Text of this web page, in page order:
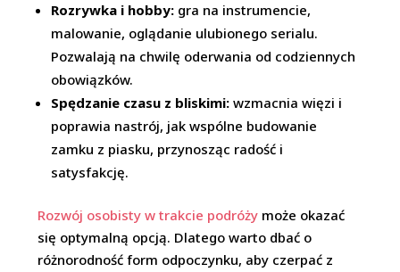
Rozrywka i hobby: gra na instrumencie,
malowanie, oglądanie ulubionego serialu.
Pozwalają na chwilę oderwania od codziennych
obowiązków.
Spędzanie czasu z bliskimi: wzmacnia więzi i
poprawia nastrój, jak wspólne budowanie
zamku z piasku, przynosząc radość i
satysfakcję.
Rozwój osobisty w trakcie podróży może okazać
się optymalną opcją. Dlatego warto dbać o
różnorodność form odpoczynku, aby czerpać z